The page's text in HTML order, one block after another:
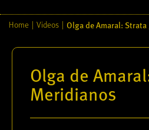
Home | Videos | Olga de Amaral:
Olga de
Meridianos